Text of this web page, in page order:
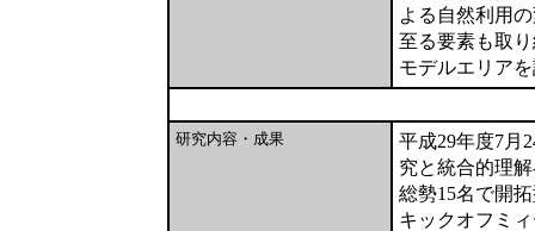
よる自然利用
至る要素も取
モデルエリア
研究内容・成果
平成29年度7月
究と統合的理
総勢15名で開
キックオフミ